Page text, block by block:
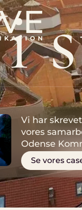
is
Vi har
vores
Odense
Se vores